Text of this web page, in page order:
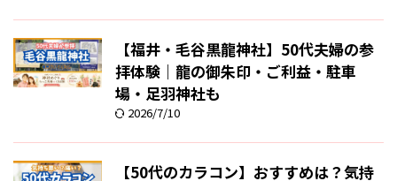
【福井・毛谷黒龍神社】50代夫婦の参
拝体験｜龍の御朱印・ご利益・駐車
場・足羽神社も
2026/7/10
【50代のカラコン】おすすめは？気持